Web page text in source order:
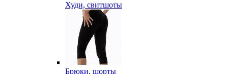
Худи, свитшоты
Брюки, шорты